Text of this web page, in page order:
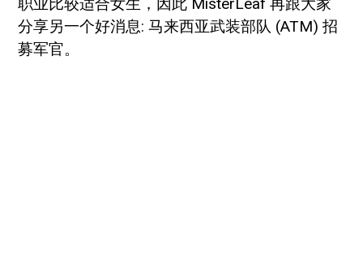
分享另一个好消息: 马来西亚武装部队 (ATM) 招
募军官。